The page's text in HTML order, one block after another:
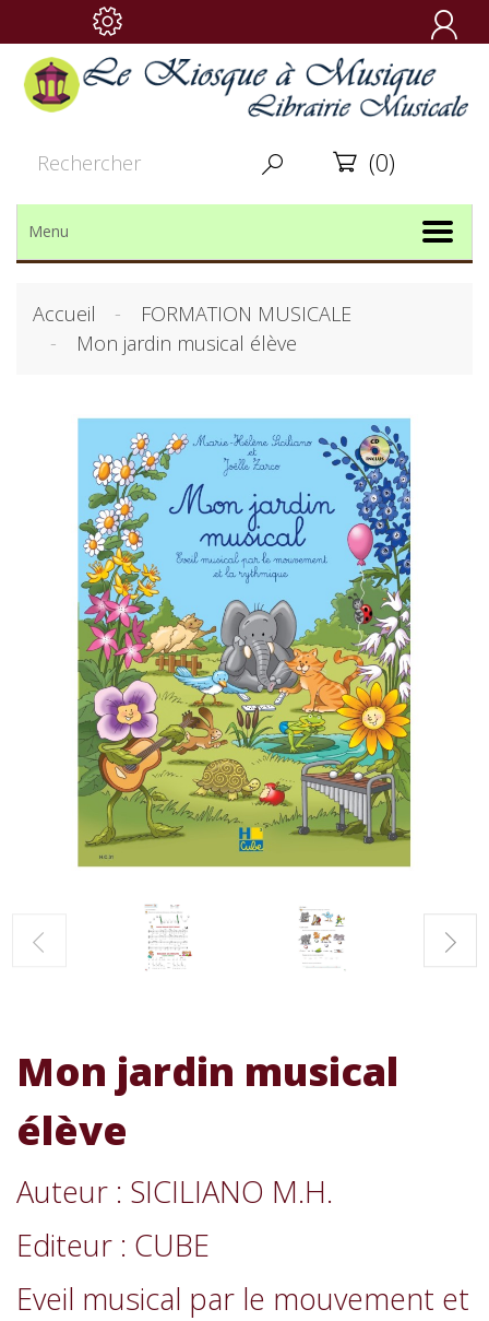

  (0)
Menu
Accueil
FORMATION MUSICALE
Mon jardin musical élève
Mon jardin musical
élève
Auteur : SICILIANO M.H.
Editeur : CUBE
Eveil musical par le mouvement et